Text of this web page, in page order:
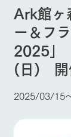
Ark館ヶ
牧場に行
私たちの
Ark館
ー＆フ
2025
(日)
2025/03/15